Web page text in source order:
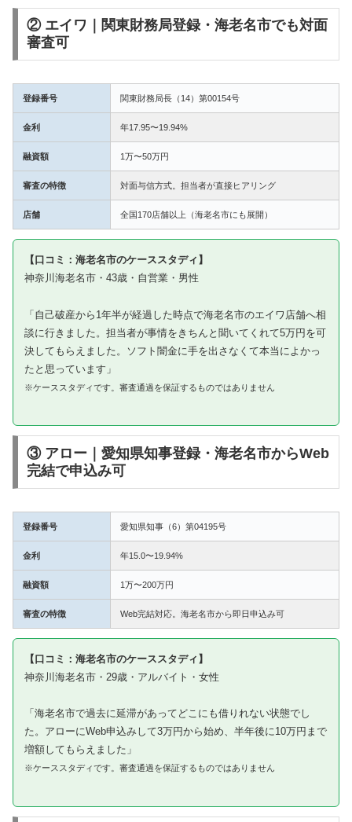
② エイワ｜関東財務局登録・海老名市でも対面
審査可
登録番号 関東財務局長（14）第00154号
金利 年17.95〜19.94%
融資額 1万〜50万円
審査の特徴 対面与信方式。担当者が直接ヒアリング
店舗 全国170店舗以上（海老名市にも展開）
【口コミ：海老名市のケーススタディ】
神奈川海老名市・43歳・自営業・男性
「自己破産から1年半が経過した時点で海老名市のエイワ店舗へ相
談に行きました。担当者が事情をきちんと聞いてくれて5万円を可
決してもらえました。ソフト闇金に手を出さなくて本当によかっ
たと思っています」
※ケーススタディです。審査通過を保証するものではありません
③ アロー｜愛知県知事登録・海老名市からWeb
完結で申込み可
登録番号 愛知県知事（6）第04195号
金利 年15.0〜19.94%
融資額 1万〜200万円
審査の特徴 Web完結対応。海老名市から即日申込み可
【口コミ：海老名市のケーススタディ】
神奈川海老名市・29歳・アルバイト・女性
「海老名市で過去に延滞があってどこにも借りれない状態でし
た。アローにWeb申込みして3万円から始め、半年後に10万円まで
増額してもらえました」
※ケーススタディです。審査通過を保証するものではありません